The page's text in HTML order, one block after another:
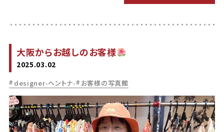
大阪からお越しのお客様
2025.03.02
designer-ヘントナ- お客様の写真館